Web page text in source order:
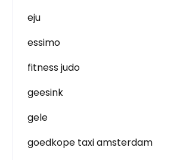
eju
essimo
fitness judo
geesink
gele
goedkope taxi amsterdam